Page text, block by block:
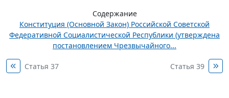
Содержание
Конституция (Основной Закон) Российской Советской
Федеративной Социалистической Республики (утверждена
постановлением Чрезвычайного...
Статья 37 Статья 39